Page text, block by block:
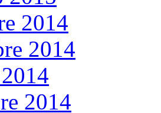
2014
2014
2014